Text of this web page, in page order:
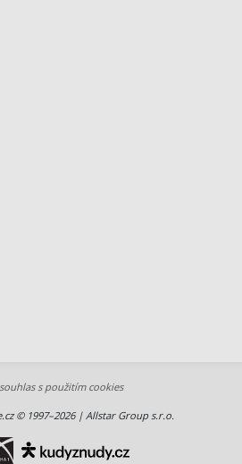
s použitím cookies
© 1997–2026 | Allstar Group s.r.o.